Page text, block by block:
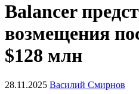
Balancer
возмещения
$128 млн
28.11.2025 Василий Смирнов